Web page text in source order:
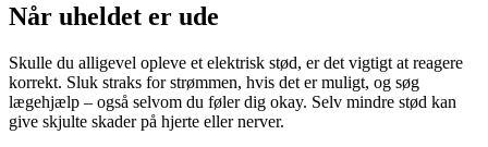
Når uheldet er ude
Skulle du alligevel opleve et elektrisk stød, er det vigtigt at reagere
korrekt. Sluk straks for strømmen, hvis det er muligt, og søg
lægehjælp – også selvom du føler dig okay. Selv mindre stød kan
give skjulte skader på hjerte eller nerver.